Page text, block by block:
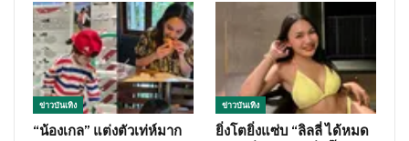
ข่าวบันเทิง
“น้องเกล” แต่งตัวเท่ห์มาก
ข่าวบันเทิง
ยิ่งโตยิ่งแซ่บ “ลิลลี่ ได้หมด